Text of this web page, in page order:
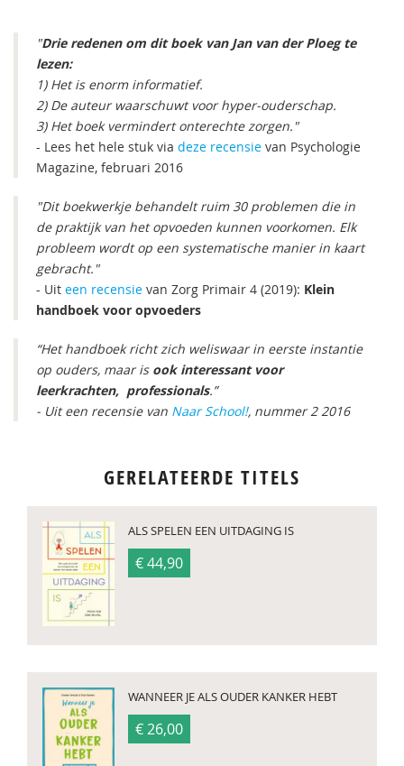
"Drie redenen om dit boek van Jan van der Ploeg te
lezen:
1) Het is enorm informatief.
2) De auteur waarschuwt voor hyper-ouderschap.
3) Het boek vermindert onterechte zorgen."
- Lees het hele stuk via deze recensie van Psychologie
Magazine, februari 2016
"Dit boekwerkje behandelt ruim 30 problemen die in
de praktijk van het opvoeden kunnen voorkomen. Elk
probleem wordt op een systematische manier in kaart
gebracht."
- Uit een recensie van Zorg Primair 4 (2019): Klein
handboek voor opvoeders
“Het handboek richt zich weliswaar in eerste instantie
op ouders, maar is ook interessant voor
leerkrachten, professionals.”
- Uit een recensie van Naar School!, nummer 2 2016
GERELATEERDE TITELS
ALS SPELEN EEN UITDAGING IS
€ 44,90
WANNEER JE ALS OUDER KANKER HEBT
€ 26,00